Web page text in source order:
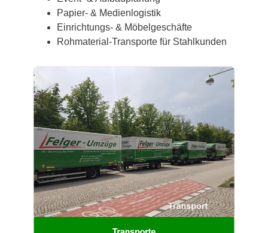
Papier- & Medienlogistik
Einrichtungs- & Möbelgeschäfte
Rohmaterial-Transporte für Stahlkunden